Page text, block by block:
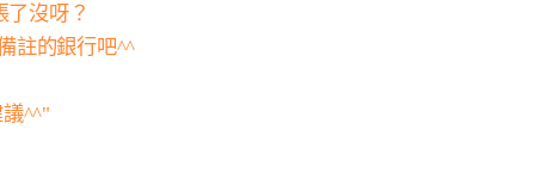
了沒呀？
註的銀行吧^^
^^"